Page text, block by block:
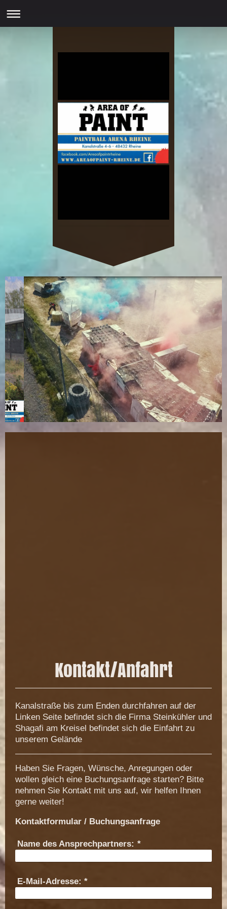
Kontakt/Anfahrt
Kanalstraße bis zum Enden durchfahren auf der
Linken Seite befindet sich die Firma Steinkühler und
Shagafi am Kreisel befindet sich die Einfahrt zu
unserem Gelände
Haben Sie Fragen, Wünsche, Anregungen oder
wollen gleich eine Buchungsanfrage starten? Bitte
nehmen Sie Kontakt mit uns auf, wir helfen Ihnen
gerne weiter!
Kontaktformular / Buchungsanfrage
Name des Ansprechpartners: *
E-Mail-Adresse: *